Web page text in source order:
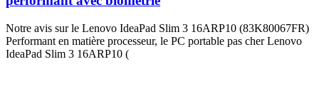
Notre avis sur le Lenovo IdeaPad Slim 3 16ARP10 (83K80067FR)
Performant en matière processeur, le PC portable pas cher Lenovo
IdeaPad Slim 3 16ARP10 (